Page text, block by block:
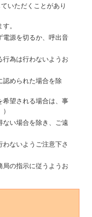
いただくことがあり
。
電源を切るか、呼出音
行為は行わないようお
認められた場合を除
希望される場合は、事
ない場合を除き、ご遠
ないようご注意下さ
局の指示に従うようお